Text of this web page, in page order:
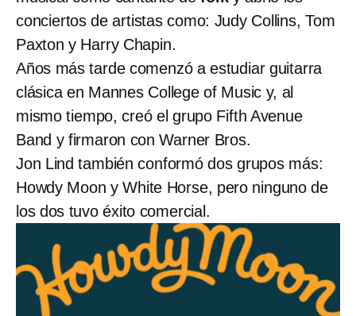
conciertos de artistas como: Judy Collins, Tom
Paxton y Harry Chapin.
Años más tarde comenzó a estudiar guitarra
clásica en Mannes College of Music y, al
mismo tiempo, creó el grupo Fifth Avenue
Band y firmaron con Warner Bros.
Jon Lind también conformó dos grupos más:
Howdy Moon y White Horse, pero ninguno de
los dos tuvo éxito comercial.